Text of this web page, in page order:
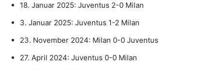
18. Januar 2025: Juventus 2-0 Milan
3. Januar 2025: Juventus 1-2 Milan
23. November 2024: Milan 0-0 Juventus
27. April 2024: Juventus 0-0 Milan